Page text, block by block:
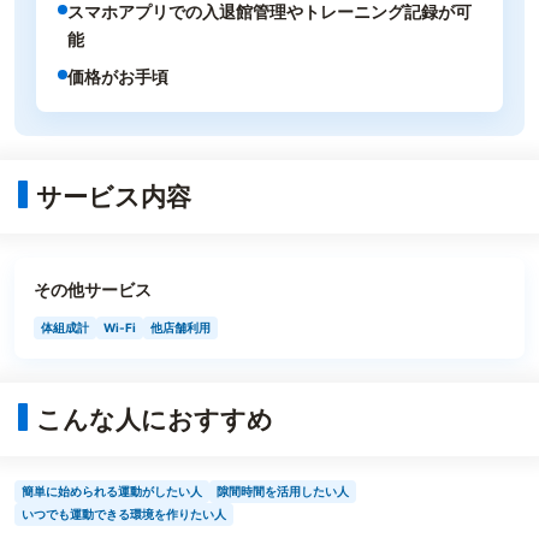
スマホアプリでの入退館管理やトレーニング記録が可
能
価格がお手頃
サービス内容
その他サービス
体組成計 Wi-Fi 他店舗利用
こんな人におすすめ
簡単に始められる運動がしたい人
隙間時間を活用したい人
いつでも運動できる環境を作りたい人